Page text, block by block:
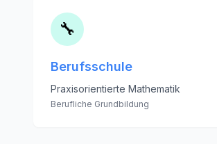
🔧
Berufsschule
Praxisorientierte Mathematik
Berufliche Grundbildung